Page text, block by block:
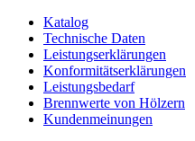
Katalog
Technische Daten
Leistungserklärungen
Konformitätserklärungen
Leistungsbedarf
Brennwerte von Hölzern
Kundenmeinungen